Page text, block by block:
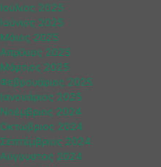
Ιούλιος 2025
Ιούνιος 2025
Μάιος 2025
Απρίλιος 2025
Μάρτιος 2025
Φεβρουάριος 2025
Ιανουάριος 2025
Νοέμβριος 2024
Οκτώβριος 2024
Σεπτέμβριος 2024
Αύγουστος 2024